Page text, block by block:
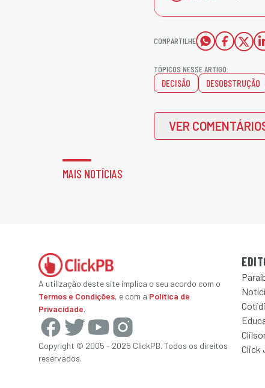
COMPARTILHE
TÓPICOS NESSE ARTIGO:
DECISÃO DESOBSTRUÇÃO
VER
MAIS NOTÍCIAS
A utilização deste site implica o seu acordo com o
Termos e Condições, e com a Política de
Privacidade.
Copyright © 2005 - 2025 ClickPB. Todos os direitos
reservados.
Click